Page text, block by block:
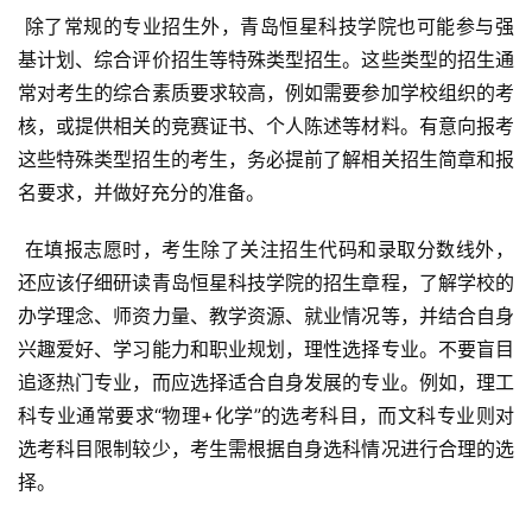
基计划、综合评价招生等特殊类型招生。这些类型的招生通
常对考生的综合素质要求较高，例如需要参加学校组织的考
核，或提供相关的竞赛证书、个人陈述等材料。有意向报考
这些特殊类型招生的考生，务必提前了解相关招生简章和报
名要求，并做好充分的准备。
还应该仔细研读青岛恒星科技学院的招生章程，了解学校的
办学理念、师资力量、教学资源、就业情况等，并结合自身
兴趣爱好、学习能力和职业规划，理性选择专业。不要盲目
追逐热门专业，而应选择适合自身发展的专业。例如，理工
科专业通常要求“物理+化学”的选考科目，而文科专业则对
选考科目限制较少，考生需根据自身选科情况进行合理的选
择。